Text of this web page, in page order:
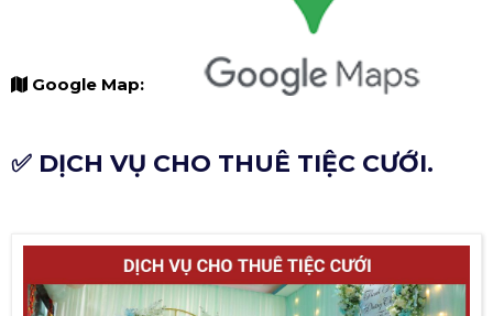
Google Map:
✅ DỊCH VỤ CHO THUÊ TIỆC CƯỚI.